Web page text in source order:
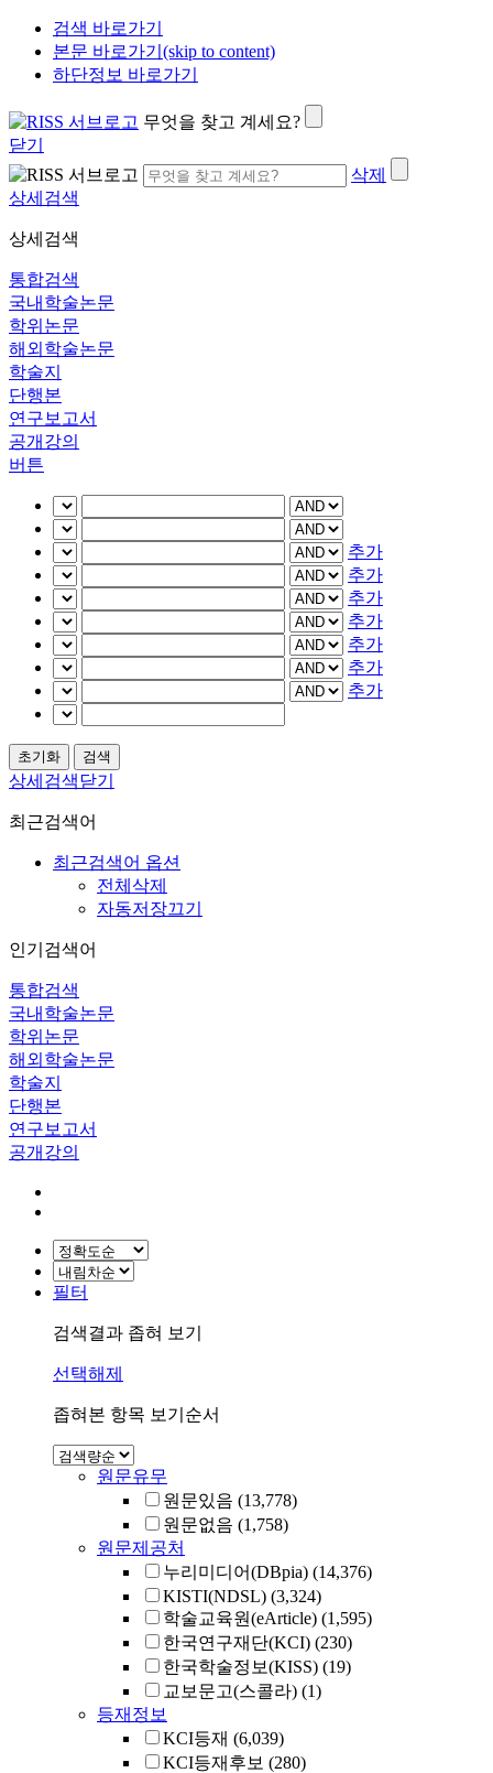
검색 바로가기
본문 바로가기(skip to content)
하단정보 바로가기
무엇을 찾고 계세요?
닫기
삭제
상세검색
상세검색
통합검색
국내학술논문
학위논문
해외학술논문
학술지
단행본
연구보고서
공개강의
버튼
추가
추가
추가
추가
추가
추가
추가
상세검색닫기
최근검색어
최근검색어 옵션
전체삭제
자동저장끄기
인기검색어
통합검색
국내학술논문
학위논문
해외학술논문
학술지
단행본
연구보고서
공개강의
필터
검색결과 좁혀 보기
선택해제
좁혀본 항목 보기순서
원문유무
원문있음 (13,778)
원문없음 (1,758)
원문제공처
누리미디어(DBpia) (14,376)
KISTI(NDSL) (3,324)
학술교육원(eArticle) (1,595)
한국연구재단(KCI) (230)
한국학술정보(KISS) (19)
교보문고(스콜라) (1)
등재정보
KCI등재 (6,039)
KCI등재후보 (280)